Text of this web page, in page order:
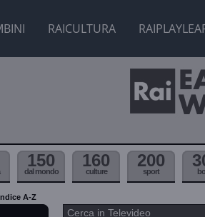
RAICULTURA
150
dal mondo
160
culture
200
sport
A-Z